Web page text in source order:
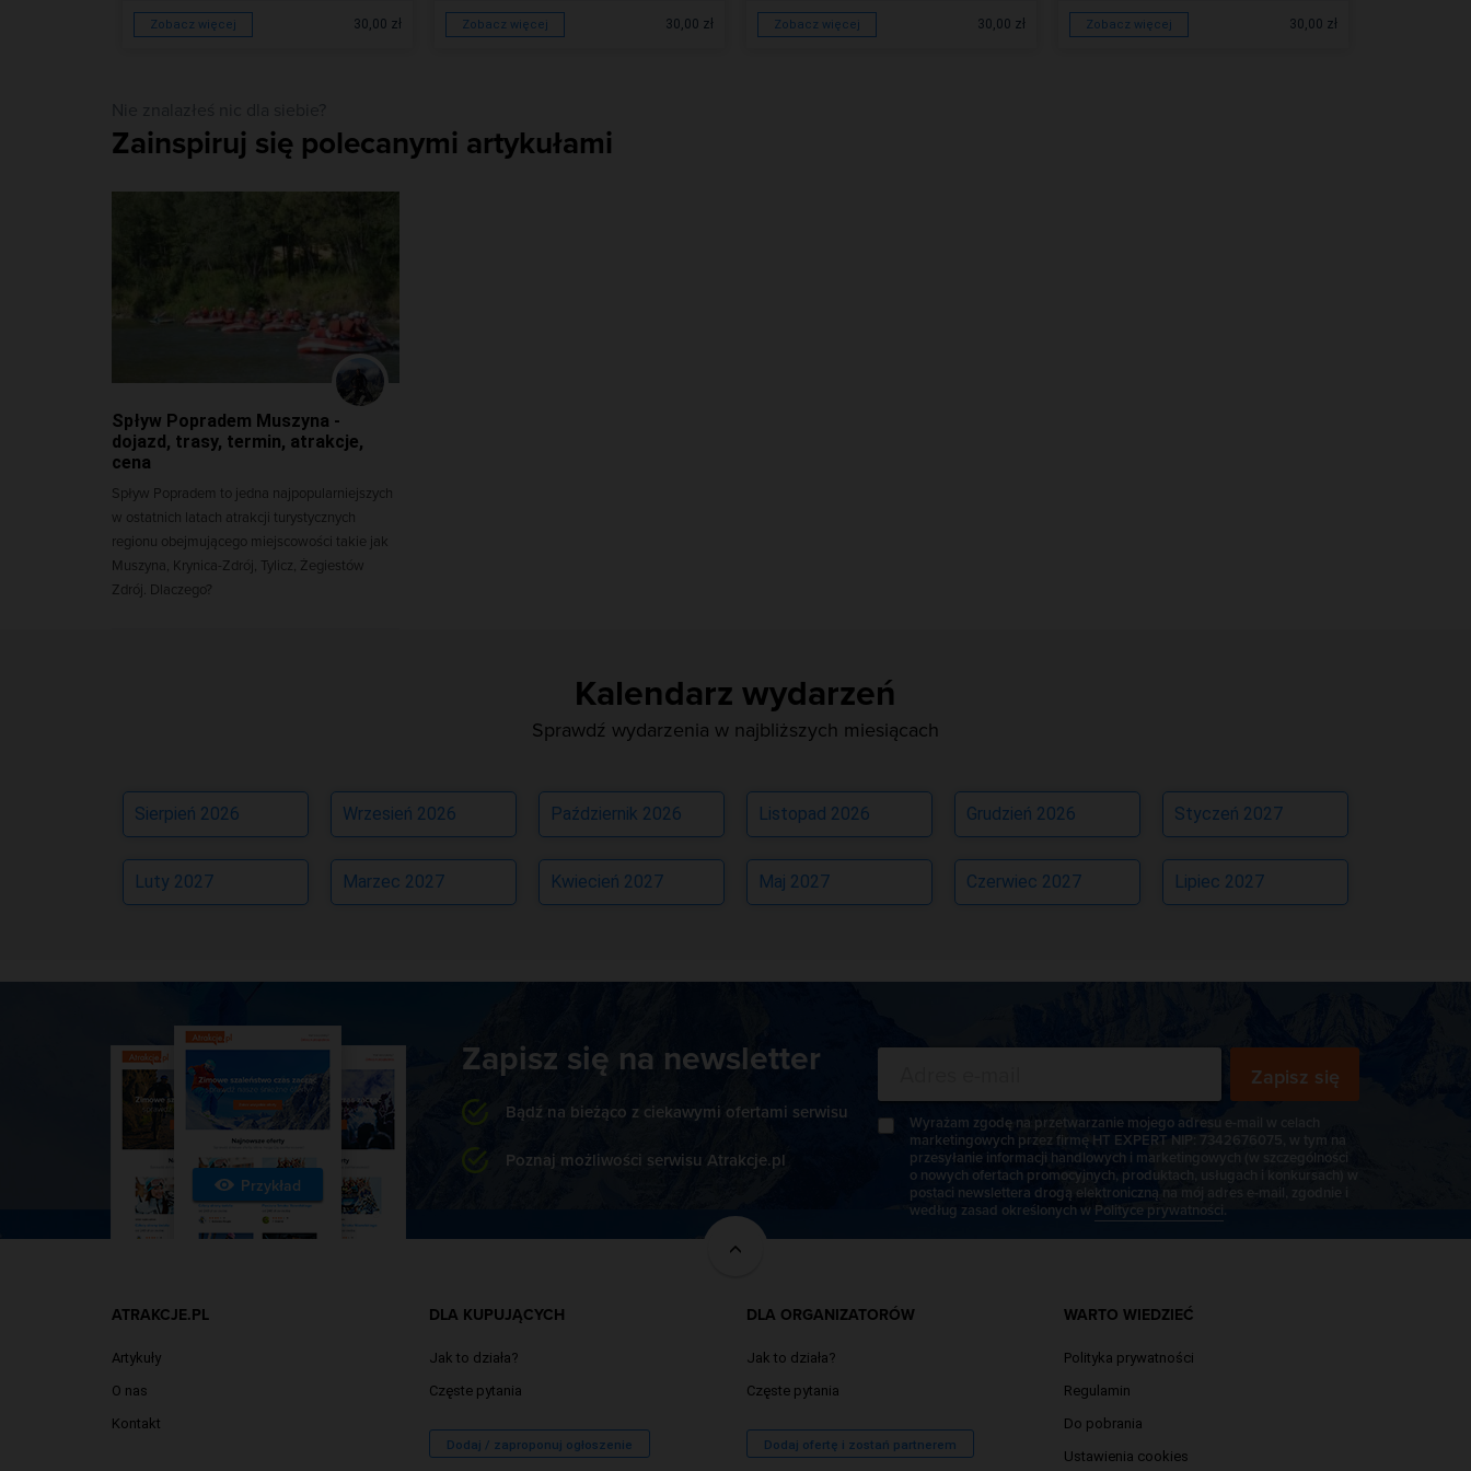
Zobacz więcej 30,00 zł Zobacz więcej 30,00 zł Zobacz więcej 30,00 zł Zobacz więcej 30,00 zł
Zainspiruj się polecanymi artykułami
Spływ Popradem Muszyna -
dojazd, trasy, termin, atrakcje,
cena
Spływ Popradem to jedna najpopularniejszych
w ostatnich latach atrakcji turystycznych
regionu obejmującego miejscowości takie jak
Muszyna, Krynica-Zdrój, Tylicz, Żegiestów
Zdrój. Dlaczego?
Kalendarz wydarzeń
Sprawdź wydarzenia w najbliższych miesiącach
Sierpień 2026 Wrzesień 2026 Październik 2026 Listopad 2026 Grudzień 2026 Styczeń 2027
Luty 2027 Marzec 2027 Kwiecień 2027 Maj 2027 Czerwiec 2027 Lipiec 2027
Przykład
Zapisz się na newsletter
Bądź na bieżąco z ciekawymi ofertami serwisu
Poznaj możliwości serwisu Atrakcje.pl
Zapisz się
Wyrażam zgodę na przetwarzanie mojego adresu e-mail w celach
marketingowych przez firmę HT EXPERT NIP: 7342676075, w tym na
przesyłanie informacji handlowych i marketingowych (w szczególności
o nowych ofertach promocyjnych, produktach, usługach i konkursach) w
postaci newslettera drogą elektroniczną na mój adres e-mail, zgodnie i
według zasad określonych w Polityce prywatności .
ATRAKCJE.PL
Artykuły
O nas
Kontakt
DLA KUPUJĄCYCH
Jak to działa?
Częste pytania
Dodaj / zaproponuj ogłoszenie
DLA ORGANIZATORÓW
Jak to działa?
Częste pytania
Dodaj ofertę i zostań partnerem
WARTO WIEDZIEĆ
Polityka prywatności
Regulamin
Do pobrania
Ustawienia cookies